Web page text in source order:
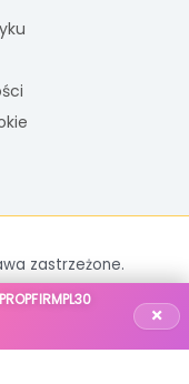
zastrzeżone.
×